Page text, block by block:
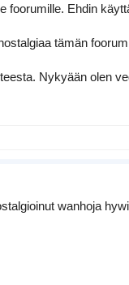
Ehdin
tämän
Nykyään olen
wanhoja